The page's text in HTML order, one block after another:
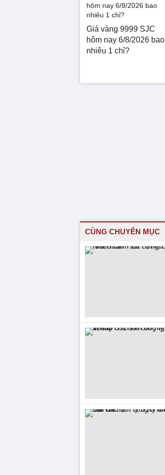
Giá vàng 9999 SJC
hôm nay 6/8/2026 bao
nhiêu 1 chỉ?
CÙNG CHUYÊN MỤC